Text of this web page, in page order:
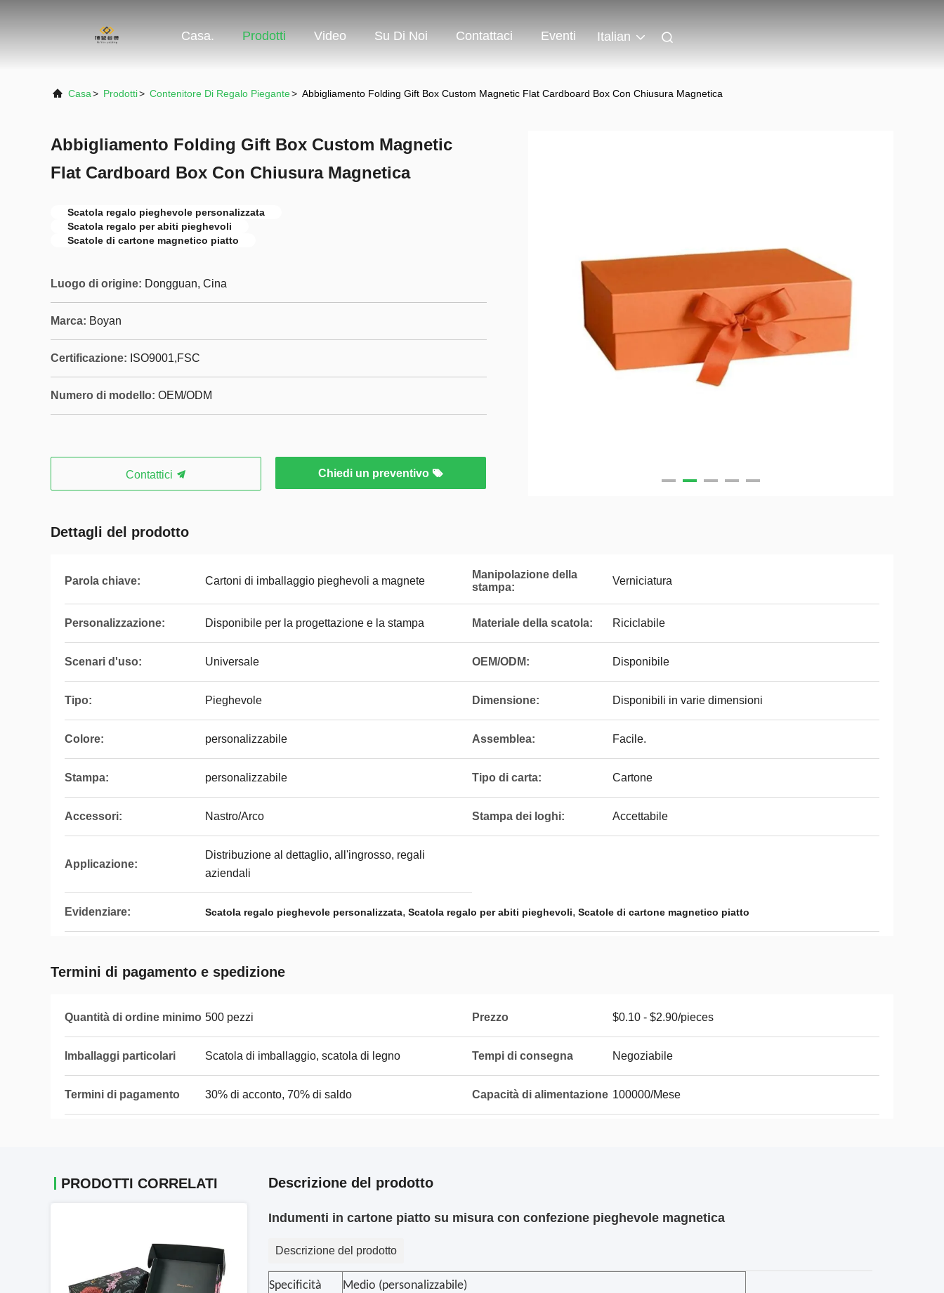
Casa. Prodotti Video Su Di Noi Contattaci Eventi Italian
Casa> Prodotti> Contenitore Di Regalo Piegante> Abbigliamento Folding Gift Box Custom Magnetic Flat Cardboard Box Con Chiusura Magnetica
Abbigliamento Folding Gift Box Custom Magnetic
Flat Cardboard Box Con Chiusura Magnetica
Scatola regalo pieghevole personalizzata
Scatola regalo per abiti pieghevoli
Scatole di cartone magnetico piatto
Luogo di origine: Dongguan, Cina
Marca: Boyan
Certificazione: ISO9001,‌FSC
Numero di modello: OEM/ODM
Contattici Chiedi un preventivo
Dettagli del prodotto
Parola chiave: Cartoni di imballaggio pieghevoli a magnete
Manipolazione della
stampa:
Verniciatura
Personalizzazione: Disponibile per la progettazione e la stampa Materiale della scatola: Riciclabile
Scenari d'uso: Universale OEM/ODM: Disponibile
Tipo: Pieghevole Dimensione: Disponibili in varie dimensioni
Colore: personalizzabile Assemblea: Facile.
Stampa: personalizzabile Tipo di carta: Cartone
Accessori: Nastro/Arco Stampa dei loghi: Accettabile
Applicazione:
Distribuzione al dettaglio, all'ingrosso, regali
aziendali
Evidenziare: Scatola regalo pieghevole personalizzata, Scatola regalo per abiti pieghevoli, Scatole di cartone magnetico piatto
Termini di pagamento e spedizione
Quantità di ordine minimo 500 pezzi Prezzo $0.10 - $2.90/pieces
Imballaggi particolari Scatola di imballaggio, scatola di legno Tempi di consegna Negoziabile
Termini di pagamento 30% di acconto, 70% di saldo Capacità di alimentazione 100000/Mese
PRODOTTI CORRELATI Descrizione del prodotto
Indumenti in cartone piatto su misura con confezione pieghevole magnetica
Descrizione del prodotto
Specificità Medio (personalizzabile)